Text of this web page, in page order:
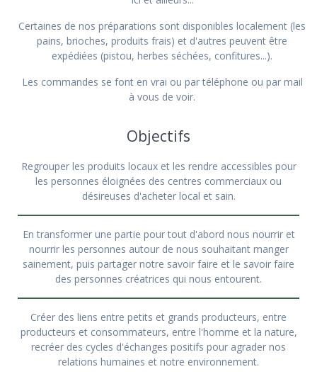
Certaines de nos préparations sont disponibles localement (les
pains, brioches, produits frais) et d'autres peuvent être
expédiées (pistou, herbes séchées, confitures...).
Les commandes se font en vrai ou par téléphone ou par mail
à vous de voir.
Objectifs
Regrouper les produits locaux et les rendre accessibles pour
les personnes éloignées des centres commerciaux ou
désireuses d'acheter local et sain.
En transformer une partie pour tout d'abord nous nourrir et
nourrir les personnes autour de nous souhaitant manger
sainement, puis partager notre savoir faire et le savoir faire
des personnes créatrices qui nous entourent.
Créer des liens entre petits et grands producteurs, entre
producteurs et consommateurs, entre l'homme et la nature,
recréer des cycles d'échanges positifs pour agrader nos
relations humaines et notre environnement.